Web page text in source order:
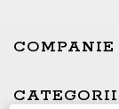
COMPANIE
CATEGORII